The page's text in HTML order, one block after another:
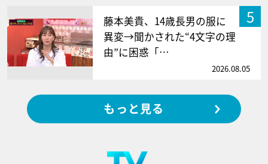
5
藤本美貴、14歳長男の服に
異変→聞かされた“4文字の理
由”に困惑「…
2026.08.05
もっと見る